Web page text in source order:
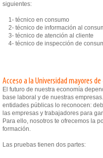
siguientes:
1- técnico en consumo
2- técnico de información al
3- técnico de atención al cliente
4- técnico de inspección de
Acceso a la Universidad mayores de
El futuro de nuestra economía
base laboral y de nuestras
entidades públicas lo reconocen:
las empresas y trabajadores para
Para ello, nosotros te ofrecemos la
formación.
Las pruebas tienen dos partes: